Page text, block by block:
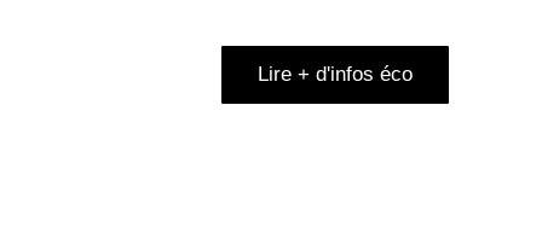
Lire + d'infos éco